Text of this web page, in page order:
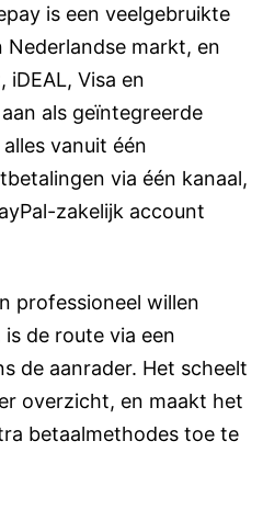
is een veelgebruikte
Nederlandse markt, en
Visa en
als geïntegreerde
vanuit één
via één kanaal,
zakelijk account
professioneel willen
de route via een
de aanrader. Het scheelt
overzicht, en maakt het
betaalmethodes toe te